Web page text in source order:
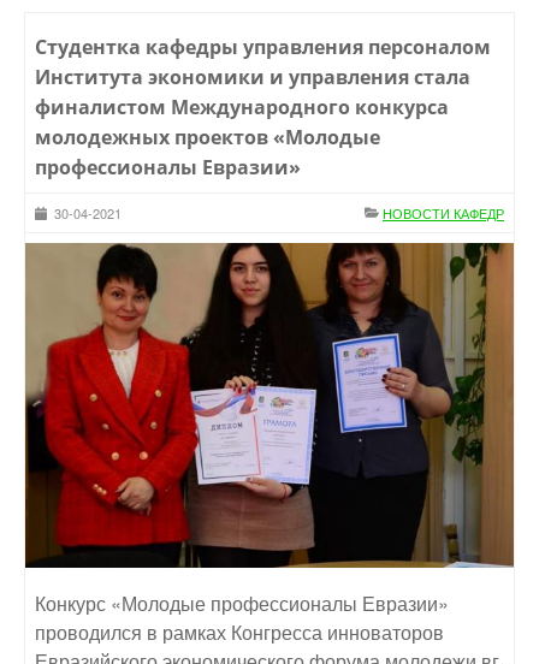
Студентка кафедры управления персоналом
Института экономики и управления стала
финалистом Международного конкурса
молодежных проектов «Молодые
профессионалы Евразии»
30-04-2021 НОВОСТИ КАФЕДР
Конкурс «Молодые профессионалы Евразии»
проводился в рамках Конгресса инноваторов